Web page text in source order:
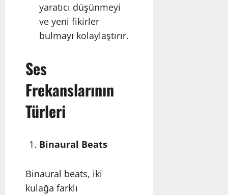
yaratıcı düşünmeyi
ve yeni fikirler
bulmayı kolaylaştırır.
Ses
Frekanslarının
Türleri
Binaural Beats
Binaural beats, iki
kulağa farklı